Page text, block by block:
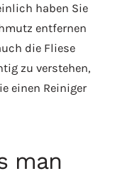
haben Sie
entfernen
die Fliese
zu verstehen,
einen Reiniger
man